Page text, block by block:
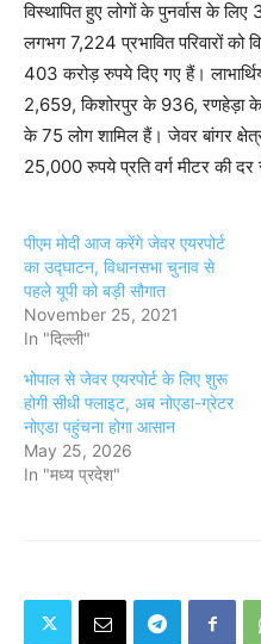
विस्थापित हुए लोगों के पुनर्वास के
लगभग 7,224 प्रभावित परिवारों को
403 करोड़ रुपये दिए गए हैं।
2,659, किशोरपुर के 936, रणहेड़ा
के 75 लोग शामिल हैं। जेवर बांगर
25,000 रुपये प्रति वर्ग मीटर की
पीएम मोदी आज करेंगे जेवर एयरपोर्ट
का उद्घाटन, विधानसभा चुनाव से
पहले यूपी को बड़ी सौगात
November 25, 2021
In "दिल्ली"
भोपाल से जेवर एयरपोर्ट के लिए शुरू
होगी सीधी फ्लाइट, अब नोएडा-ग्रेटर
नोएडा पहुंचना होगा आसान
May 25, 2026
In "मध्य प्रदेश"